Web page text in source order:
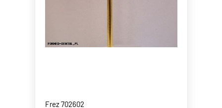
Frez 702602